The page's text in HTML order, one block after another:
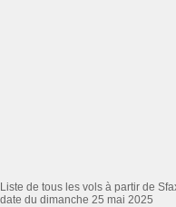
Liste de tous les vols à partir de
date du dimanche 25 mai 2025